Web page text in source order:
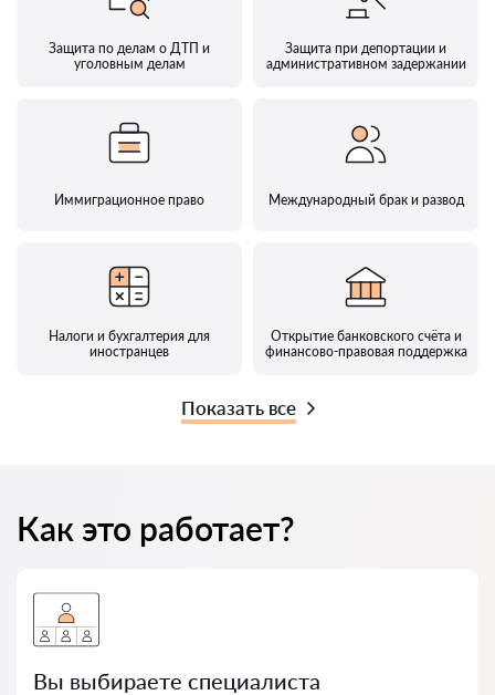
Защита по делам о ДТП и
уголовным делам
Защита при депортации и
административном задержании
Иммиграционное право Международный брак и развод
Налоги и бухгалтерия для
иностранцев
Открытие банковского счёта и
финансово-правовая поддержка
Показать все
Как это работает?
Вы выбираете специалиста